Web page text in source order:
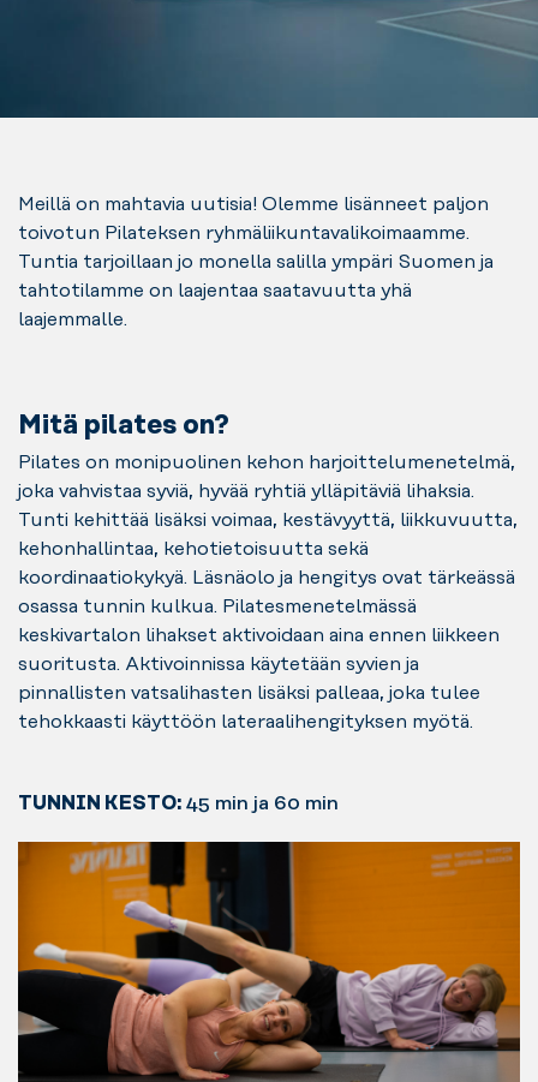
Meillä on mahtavia uutisia! Olemme lisänneet paljon
toivotun Pilateksen ryhmäliikuntavalikoimaamme.
Tuntia tarjoillaan jo monella salilla ympäri Suomen ja
tahtotilamme on laajentaa saatavuutta yhä
laajemmalle.
Mitä pilates on?
Pilates on monipuolinen kehon harjoittelumenetelmä,
joka vahvistaa syviä, hyvää ryhtiä ylläpitäviä lihaksia.
Tunti kehittää lisäksi voimaa, kestävyyttä, liikkuvuutta,
kehonhallintaa, kehotietoisuutta sekä
koordinaatiokykyä. Läsnäolo ja hengitys ovat tärkeässä
osassa tunnin kulkua. Pilatesmenetelmässä
keskivartalon lihakset aktivoidaan aina ennen liikkeen
suoritusta. Aktivoinnissa käytetään syvien ja
pinnallisten vatsalihasten lisäksi palleaa, joka tulee
tehokkaasti käyttöön lateraalihengityksen myötä.
TUNNIN KESTO: 45 min ja 60 min